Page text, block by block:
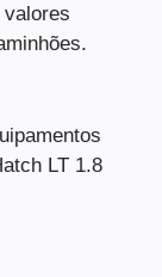
LT 1.8